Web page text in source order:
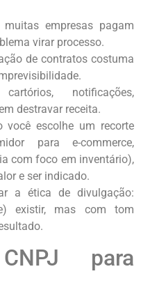
muitas empresas pagam
virar processo.
de contratos costuma
notificações,
destravar receita.
você escolhe um recorte
para e-commerce,
com foco em inventário),
e ser indicado.
a ética de divulgação:
existir, mas com tom
para